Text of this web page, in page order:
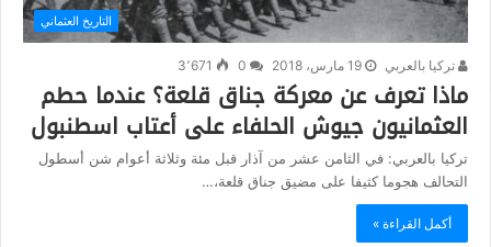
التاريخ العثماني
تركيا بالعربي 19 مارس، 2018 3٬671
ماذا تعرف عن معركة جناق قلعة؟ عندما حطم
العثمانيون جيوش الحلفاء على أعتاب اسطنبول
تركيا بالعربي: في الثامن عشر من آذار قبل مئة وثلاثة أعوام شن أسطول
التحالف هجوما كثيفا على مضيق جناق قلعة،…
أكمل القراءة »